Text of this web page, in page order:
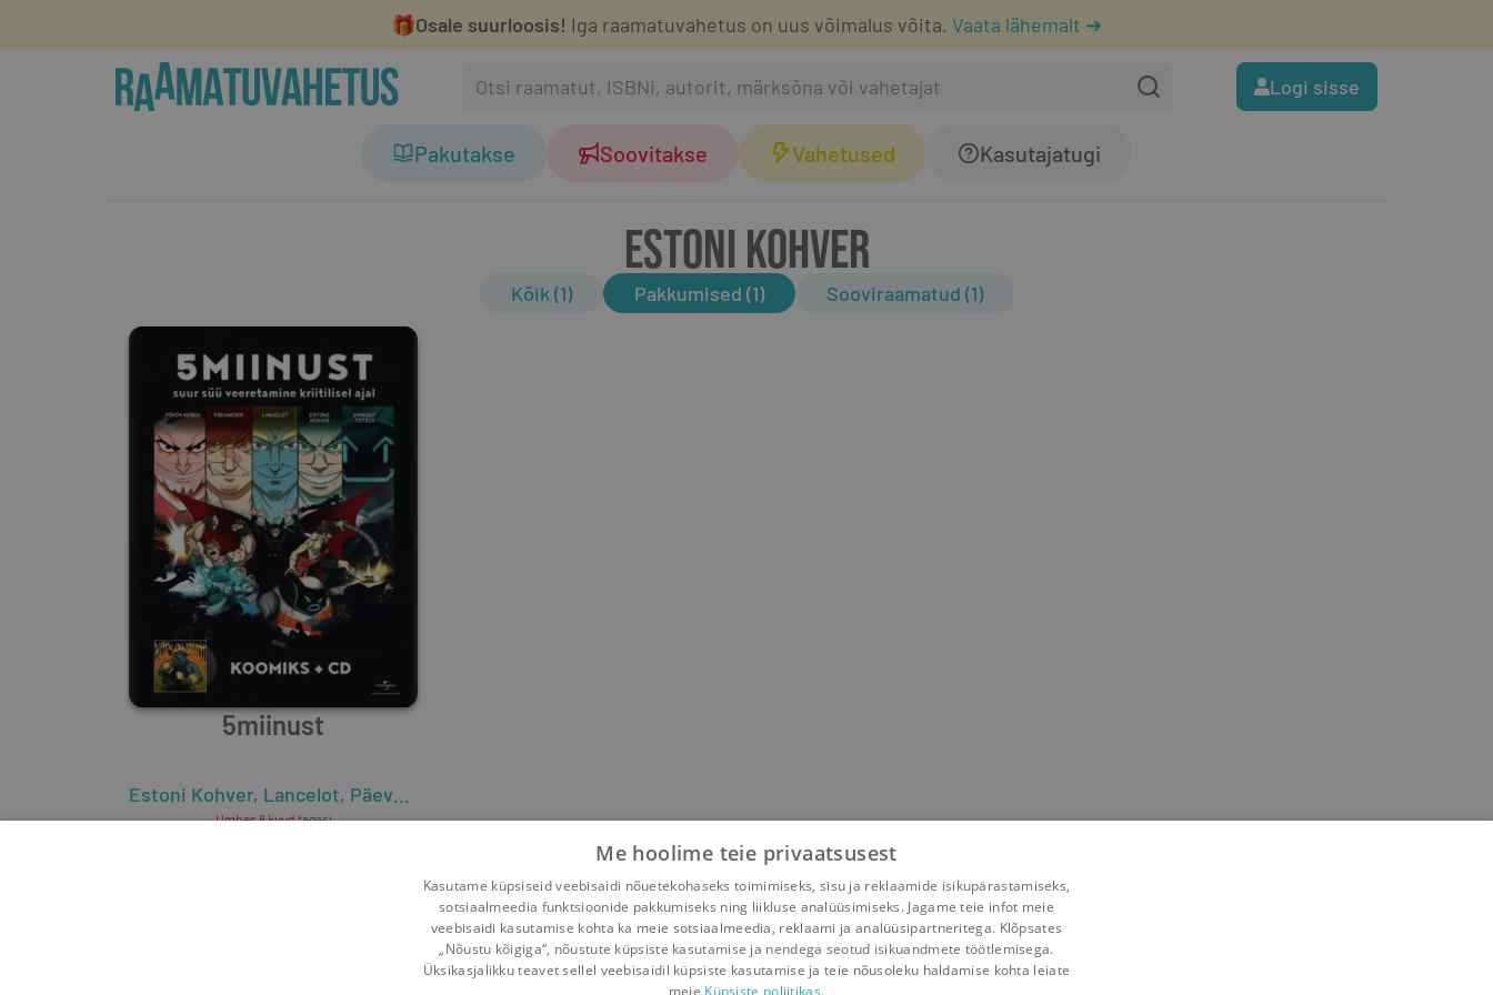
🎁Osale suurloosis! Iga raamatuvahetus on uus võimalus võita. Vaata lähemalt ➔
Logi sisse
Pakutakse Soovitakse Vahetused Kasutajatugi
ESTONI KOHVER
Kõik (1) Pakkumised (1) Sooviraamatud (1)
5miinust
Estoni Kohver, Lancelot, Päevakoer
Umbes 8 kuudtagasi
Me hoolime teie privaatsusest
Kasutame küpsiseid veebisaidi nõuetekohaseks toimimiseks, sisu ja reklaamide isikupärastamiseks,
sotsiaalmeedia funktsioonide pakkumiseks ning liikluse analüüsimiseks. Jagame teie infot meie
veebisaidi kasutamise kohta ka meie sotsiaalmeedia, reklaami ja analüüsipartneritega. Klõpsates
„Nõustu kõigiga“, nõustute küpsiste kasutamise ja nendega seotud isikuandmete töötlemisega.
Üksikasjalikku teavet sellel veebisaidil küpsiste kasutamise ja teie nõusoleku haldamise kohta leiate
meie Küpsiste poliitikas.